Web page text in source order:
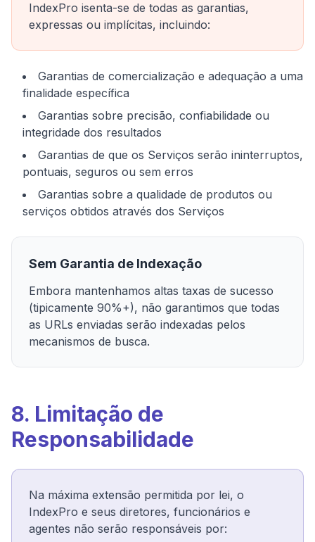
IndexPro isenta-se de todas as garantias,
expressas ou implícitas, incluindo:
Garantias de comercialização e adequação a uma
finalidade específica
Garantias sobre precisão, confiabilidade ou
integridade dos resultados
Garantias de que os Serviços serão ininterruptos,
pontuais, seguros ou sem erros
Garantias sobre a qualidade de produtos ou
serviços obtidos através dos Serviços
Sem Garantia de Indexação
Embora mantenhamos altas taxas de sucesso
(tipicamente 90%+), não garantimos que todas
as URLs enviadas serão indexadas pelos
mecanismos de busca.
8. Limitação de
Responsabilidade
Na máxima extensão permitida por lei, o
IndexPro e seus diretores, funcionários e
agentes não serão responsáveis por: